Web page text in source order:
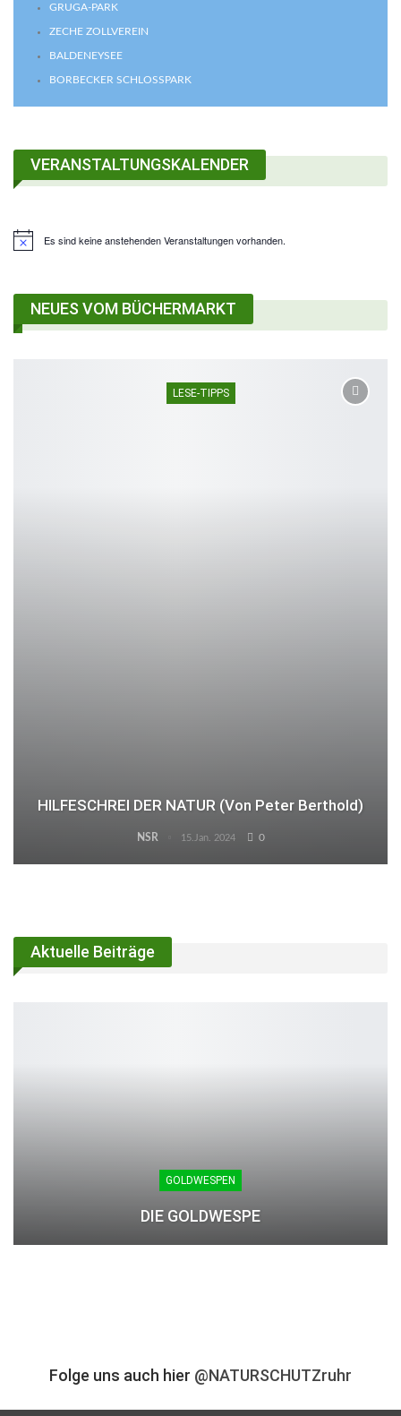
GRUGA-PARK
ZECHE ZOLLVEREIN
BALDENEYSEE
BORBECKER SCHLOSSPARK
VERANSTALTUNGSKALENDER
Es sind keine anstehenden Veranstaltungen vorhanden.
NEUES VOM BÜCHERMARKT
LESE-TIPPS
HILFESCHREI DER NATUR (von Peter Berthold)
NSR 15.Jan. 2024 0
Aktuelle Beiträge
GOLDWESPEN
DIE GOLDWESPE
Folge uns auch hier @NATURSCHUTZruhr